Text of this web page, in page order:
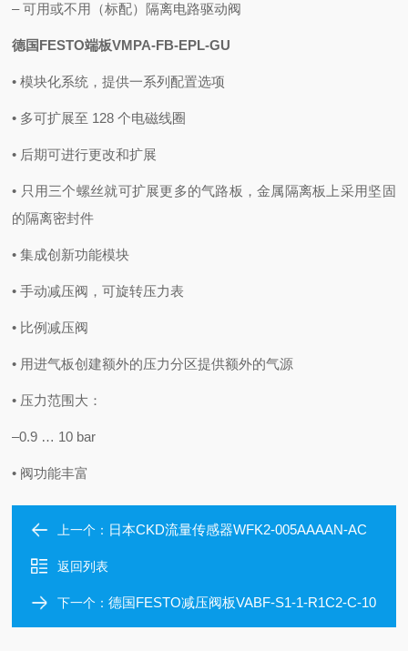
– 可用或不用（标配）隔离电路驱动阀
德国FESTO端板VMPA-FB-EPL-GU
• 模块化系统，提供一系列配置选项
• 多可扩展至 128 个电磁线圈
• 后期可进行更改和扩展
• 只用三个螺丝就可扩展更多的气路板，金属隔离板上采用坚固
的隔离密封件
• 集成创新功能模块
• 手动减压阀，可旋转压力表
• 比例减压阀
• 用进气板创建额外的压力分区提供额外的气源
• 压力范围大：
–0.9 … 10 bar
• 阀功能丰富
上一个： 日本CKD流量传感器WFK2-005AAAAN-AC
返回列表
下一个：德国FESTO减压阀板VABF-S1-1-R1C2-C-10